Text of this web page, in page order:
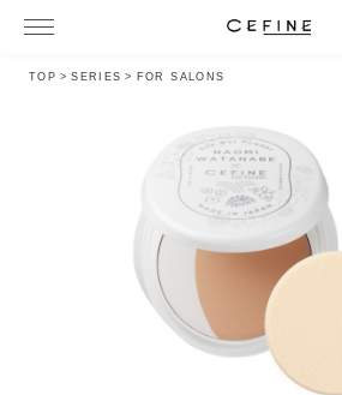
TOP > SERIES > FOR SALONS